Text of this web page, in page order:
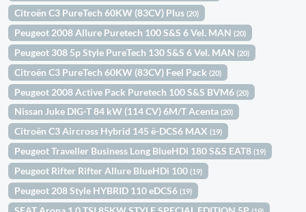
Citroën C3 PureTech 60KW (83CV) Plus(20)
Peugeot 2008 Allure Puretech 100 S&S 6 Vel. MAN(20)
Peugeot 308 5p Style PureTech 130 S&S 6 Vel. MAN(20)
Citroën C3 PureTech 60KW (83CV) Feel Pack(20)
Peugeot 2008 Active Pack Puretech 100 S&S BVM6(20)
Nissan Juke DIG-T 84 kW (114 CV) 6M/T Acenta(20)
Citroën C3 Aircross Hybrid 145 ë-DCS6 MAX(19)
Peugeot Traveller Business Long BlueHDi 180 S&S EAT8(19)
Peugeot Rifter Rifter Allure BlueHDi 100(19)
Peugeot 208 Style HYBRID 110 eDCS6(19)